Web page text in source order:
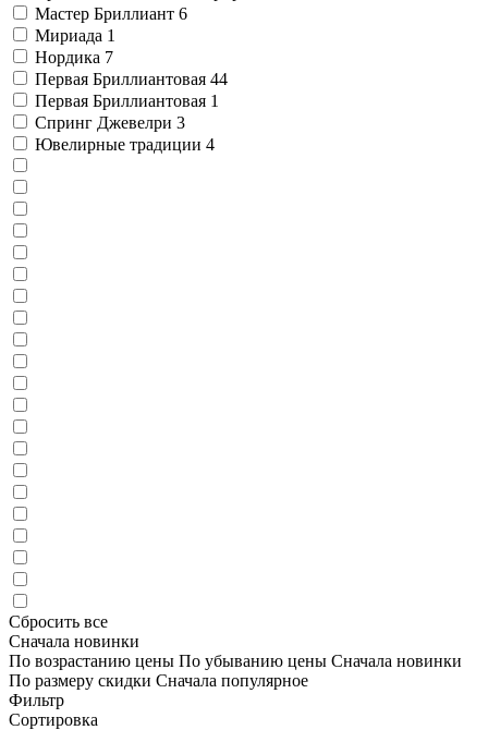
Мастер Бриллиант 6
Мириада 1
Нордика 7
Первая Бриллиантовая 44
Первая Бриллиантовая 1
Спринг Джевелри 3
Ювелирные традиции 4
Сбросить все
Сначала новинки
По возрастанию цены По убыванию цены Сначала новинки
По размеру скидки Сначала популярное
Фильтр
Сортировка